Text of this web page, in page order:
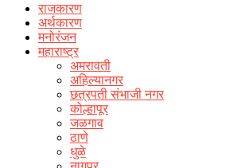
राजकारण
अर्थकारण
मनोरंजन
महाराष्ट्र
अमरावती
अहिल्यानगर
छत्रपती संभाजी नगर
कोल्हापूर
जळगाव
ठाणे
धुळे